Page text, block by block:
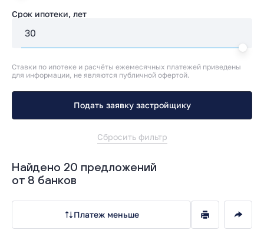
Срок ипотеки, лет
Ставки по ипотеке и расчёты ежемесячных платежей приведены
для информации, не являются публичной офертой.
Подать заявку застройщику
Сбросить фильтр
Найдено 20 предложений
от 8 банков
Платеж меньше